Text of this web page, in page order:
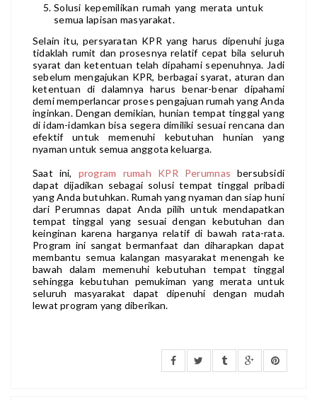
Solusi kepemilikan rumah yang merata untuk
semua lapisan masyarakat.
Selain itu, persyaratan KPR yang harus dipenuhi juga
tidaklah rumit dan prosesnya relatif cepat bila seluruh
syarat dan ketentuan telah dipahami sepenuhnya. Jadi
sebelum mengajukan KPR, berbagai syarat, aturan dan
ketentuan di dalamnya harus benar-benar dipahami
demi memperlancar proses pengajuan rumah yang Anda
inginkan. Dengan demikian, hunian tempat tinggal yang
di idam-idamkan bisa segera dimiliki sesuai rencana dan
efektif untuk memenuhi kebutuhan hunian yang
nyaman untuk semua anggota keluarga.
Saat ini, program rumah KPR Perumnas bersubsidi
dapat dijadikan sebagai solusi tempat tinggal pribadi
yang Anda butuhkan. Rumah yang nyaman dan siap huni
dari Perumnas dapat Anda pilih untuk mendapatkan
tempat tinggal yang sesuai dengan kebutuhan dan
keinginan karena harganya relatif di bawah rata-rata.
Program ini sangat bermanfaat dan diharapkan dapat
membantu semua kalangan masyarakat menengah ke
bawah dalam memenuhi kebutuhan tempat tinggal
sehingga kebutuhan pemukiman yang merata untuk
seluruh masyarakat dapat dipenuhi dengan mudah
lewat program yang diberikan.